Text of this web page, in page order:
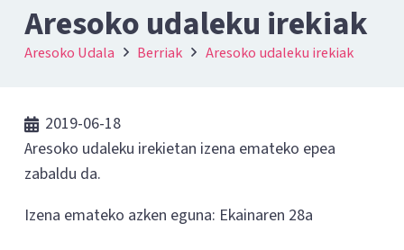
Aresoko udaleku irekiak
Aresoko Udala Berriak Aresoko udaleku irekiak
2019-06-18
Aresoko udaleku irekietan izena emateko epea
zabaldu da.
Izena emateko azken eguna: Ekainaren 28a